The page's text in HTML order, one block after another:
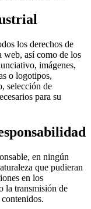
los derechos de
web, así como de los
imágenes,
o logotipos,
selección de
para su
en ningún
que pudieran
en los
la transmisión de